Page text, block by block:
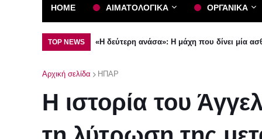
HOME ΑΙΜΑΤΟΛΟΓΙΚΑ ΟΡΓΑΝΙΚΑ
TOP NEWS «Η δεύτερη ανάσα»: Η μάχη που δίνει μία
Αρχική σελίδα ΗΠΑΡ
H ιστορία του